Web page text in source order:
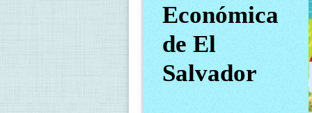
Económica
de El
Salvador